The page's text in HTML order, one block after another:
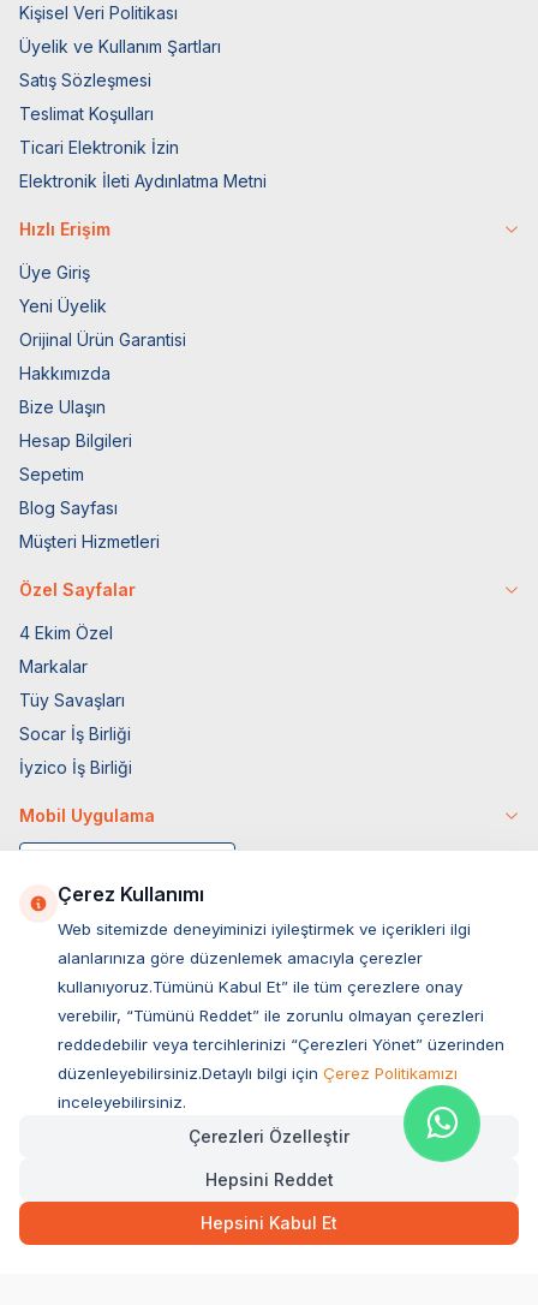
699,00TL Hızlı Teslimat
SEPETE EKLE
Kişisel Veri Politikası
Üyelik ve Kullanım Şartları
Satış Sözleşmesi
Teslimat Koşulları
Ticari Elektronik İzin
Elektronik İleti Aydınlatma Metni
Hızlı Erişim
Üye Giriş
Yeni Üyelik
Orijinal Ürün Garantisi
Hakkımızda
Bize Ulaşın
Hesap Bilgileri
Sepetim
Blog Sayfası
Müşteri Hizmetleri
Özel Sayfalar
4 Ekim Özel
Markalar
Tüy Savaşları
Socar İş Birliği
İyzico İş Birliği
Mobil Uygulama
Müşteri Hizmetleri
Sıkça Sorulan Sorular
Ovacık Mah. Hacıoğlu Sok. No:13 Başiskele / KOCAELİ
Müşteri Destek Hattı
Çerez Kullanımı
Web sitemizde deneyiminizi iyileştirmek ve içerikleri ilgi
alanlarınıza göre düzenlemek amacıyla çerezler
kullanıyoruz.Tümünü Kabul Et” ile tüm çerezlere onay
verebilir, “Tümünü Reddet” ile zorunlu olmayan çerezleri
reddedebilir veya tercihlerinizi “Çerezleri Yönet” üzerinden
düzenleyebilirsiniz.Detaylı bilgi için Çerez Politikamızı
inceleyebilirsiniz.
Çerezleri Özelleştir
Hepsini Reddet
Hepsini Kabul Et